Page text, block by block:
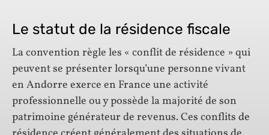
Le statut de la résidence fiscale
La convention règle les « conflit de résidence » qui
peuvent se présenter lorsqu’une personne vivant
en Andorre exerce en France une activité
professionnelle ou y possède la majorité de son
patrimoine générateur de revenus. Ces conflits de